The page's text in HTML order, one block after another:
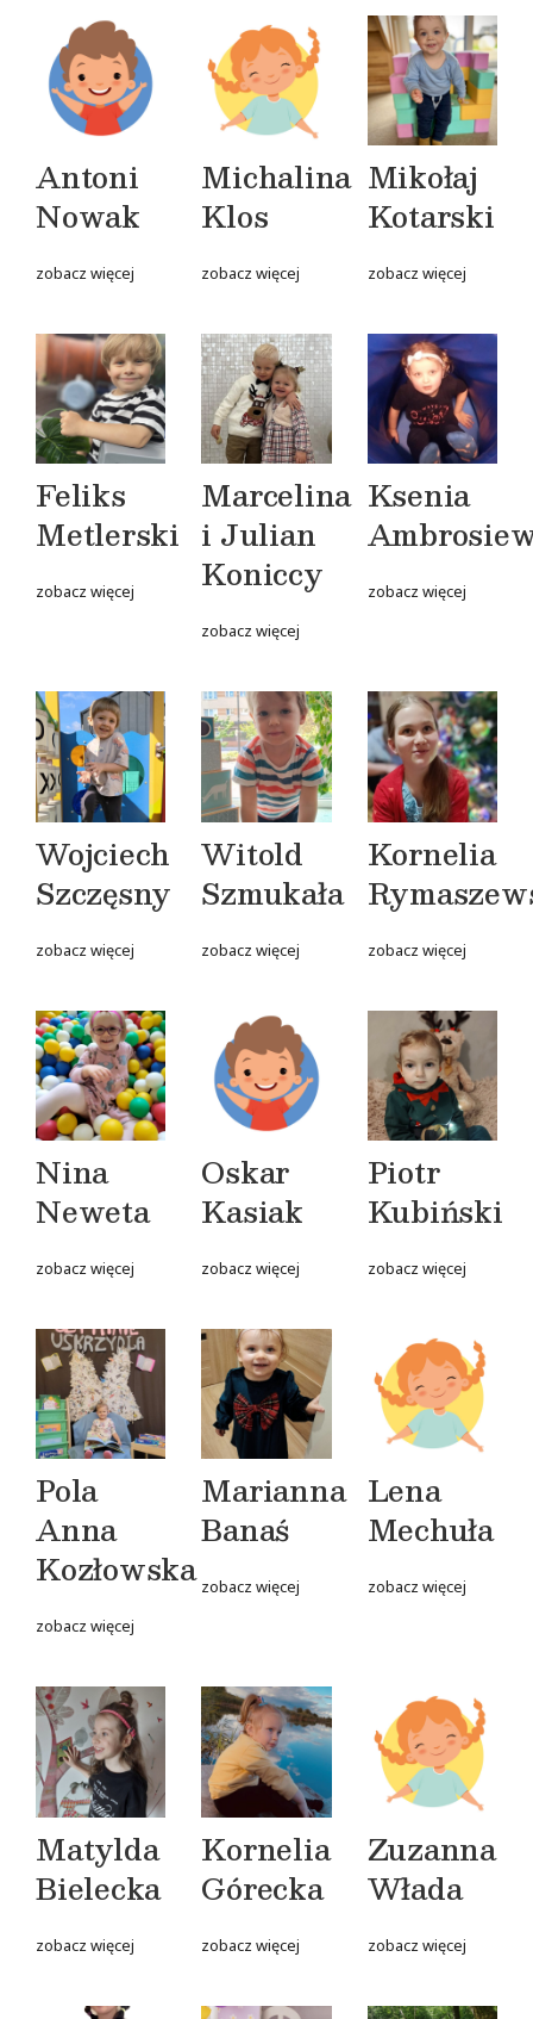
Antoni
Nowak
zobacz więcej
Michalina
Klos
zobacz więcej
Mikołaj
Kotarski
zobacz więcej
Feliks
Metlerski
zobacz więcej
Marcelina
i Julian
Koniccy
zobacz więcej
Ksenia
zobacz więcej
Wojciech
Szczęsny
zobacz więcej
Witold
Szmukała
zobacz więcej
Kornelia
zobacz więcej
Nina
Neweta
zobacz więcej
Oskar
Kasiak
zobacz więcej
Piotr
Kubiński
zobacz więcej
Pola
Anna
Kozłowska
zobacz więcej
Marianna
Banaś
zobacz więcej
Lena
Mechuła
zobacz więcej
Matylda
Bielecka
zobacz więcej
Kornelia
Górecka
zobacz więcej
Zuzanna
Włada
zobacz więcej